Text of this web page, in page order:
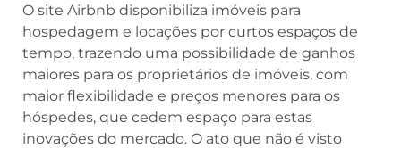
O site Airbnb disponibiliza imóveis para
hospedagem e locações por curtos espaços de
tempo, trazendo uma possibilidade de ganhos
maiores para os proprietários de imóveis, com
maior flexibilidade e preços menores para os
hóspedes, que cedem espaço para estas
inovações do mercado. O ato que não é visto